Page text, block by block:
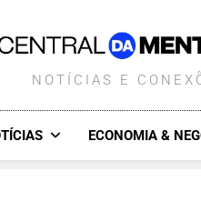
NOTÍCIAS E
ECONOMIA &